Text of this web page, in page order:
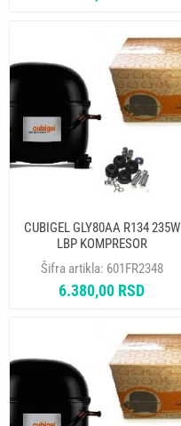
CUBIGEL GLY80AA R134 235W
LBP KOMPRESOR
Šifra artikla: 601FR2348
6.380,00 RSD